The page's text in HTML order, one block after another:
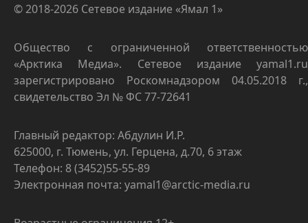
© 2018-2026 Сетевое издание «Ямал 1»
Общество с ограниченной ответственностью
«Арктика Медиа». Сетевое издание yamal1.ru
зарегистрировано Роскомнадзором 04.05.2018 г.,
свидетельство Эл № ФС 77-72641
Главный редактор: Абдулин И.Р.
625000, г. Тюмень, ул. Герцена, д.70, 6 этаж
Телефон: 8 (3452)55-55-89
Электронная почта: yamal1@arctic-media.ru